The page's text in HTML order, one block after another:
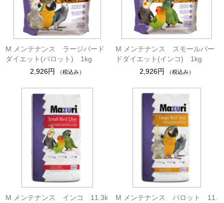
M メンテナンス ラージバード
ダイエット(パロット) 1kg
2,926円
（税込み）
M メンテナンス スモールバー
ドダイエット(インコ) 1kg
2,926円
（税込み）
M メンテナンス インコ 11.3k
M メンテナンス パロット 11.